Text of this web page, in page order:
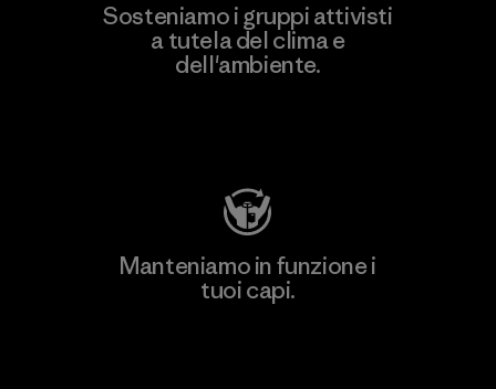
Sosteniamo i gruppi attivisti
a tutela del clima e
dell'ambiente.
Manteniamo in funzione i
tuoi capi.